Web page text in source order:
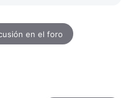
en el foro